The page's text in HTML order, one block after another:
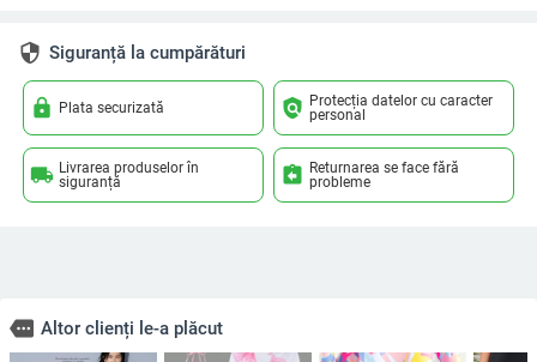
security Siguranță la cumpărături
lock Plata securizată policy Protecția datelor cu caracter
personal
local_shipping Livrarea produselor în
siguranță
assignment_return Returnarea se face fără
probleme
more Altor clienți le-a plăcut